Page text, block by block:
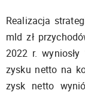
Realizacja
mld zł
2022 r.
zysku netto na
zysk netto